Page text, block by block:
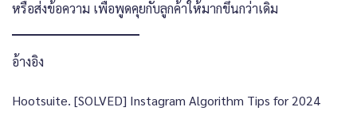
หรือส่งข้อความ เพื่อพูดคุยกับลูกค้าให้มากขึ้นกว่าเดิม
อ้างอิง
Hootsuite. [SOLVED] Instagram Algorithm Tips for 2024